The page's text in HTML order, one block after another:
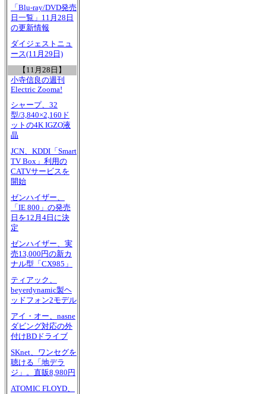
「Blu-ray/DVD発売
日一覧」11月28日
の更新情報
ダイジェストニュ
ース(11月29日)
【11月28日】
小寺信良の週刊
Electric Zooma!
シャープ、32
型/3,840×2,160ド
ットの4K IGZO液
晶
JCN、KDDI「Smart
TV Box」利用の
CATVサービスを
開始
ゼンハイザー、
「IE 800」の発売
日を12月4日に決
定
ゼンハイザー、実
売13,000円の新カ
ナル型「CX985」
ティアック、
beyerdynamic製ヘ
ッドフォン2モデル
アイ・オー、nasne
ダビング対応の外
付けBDドライブ
SKnet、ワンセグを
聴ける「地デラ
ジ」。直販8,980円
ATOMIC FLOYD、